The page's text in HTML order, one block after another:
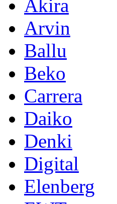
Akira
Arvin
Ballu
Beko
Carrera
Daiko
Denki
Digital
Elenberg